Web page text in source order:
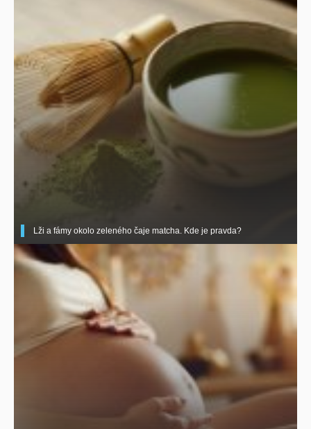
Lži a fámy okolo zeleného čaje matcha. Kde je pravda?